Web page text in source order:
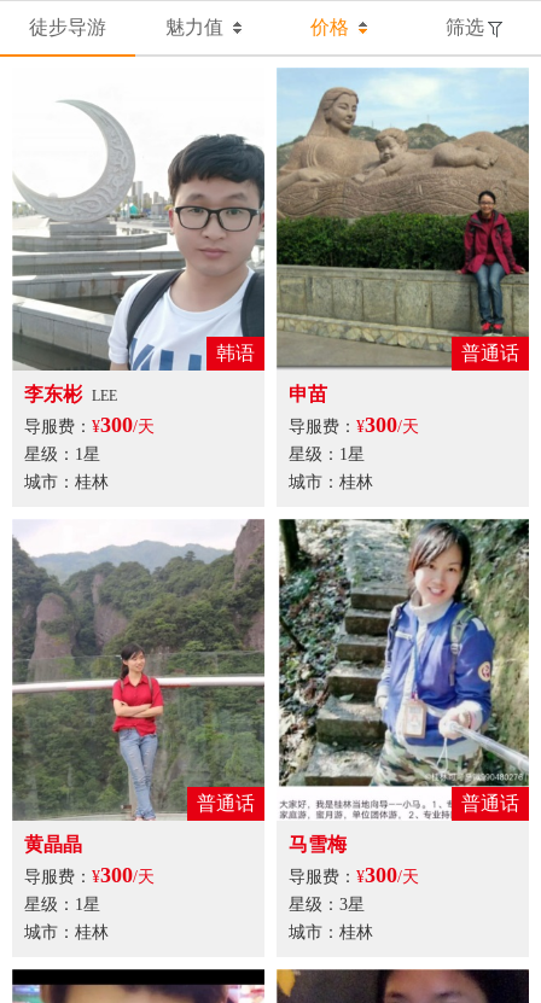
徒步导游 魅力值 价格 筛选
韩语
李东彬 LEE
导服费： ¥300/天
星级：1星
城市：桂林
普通话
申苗
导服费： ¥300/天
星级：1星
城市：桂林
普通话
黄晶晶
导服费： ¥300/天
星级：1星
城市：桂林
普通话
马雪梅
导服费： ¥300/天
星级：3星
城市：桂林